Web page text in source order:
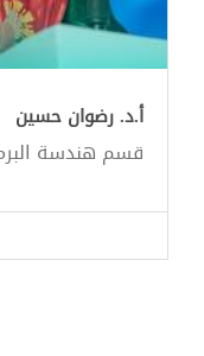
أ.د. رضوان حسين
قسم هندسة